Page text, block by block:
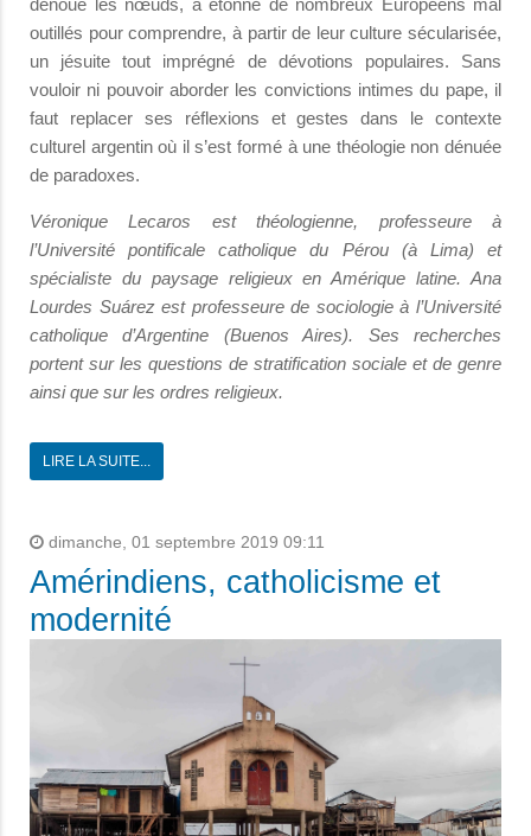
dénoue les nœuds, a étonné de nombreux Européens mal
outillés pour comprendre, à partir de leur culture sécularisée,
un jésuite tout imprégné de dévotions populaires. Sans
vouloir ni pouvoir aborder les convictions intimes du pape, il
faut replacer ses réflexions et gestes dans le contexte
culturel argentin où il s’est formé à une théologie non dénuée
de paradoxes.
Véronique Lecaros est théologienne, professeure à
l’Université pontificale catholique du Pérou (à Lima) et
spécialiste du paysage religieux en Amérique latine. Ana
Lourdes Suárez est professeure de sociologie à l’Université
catholique d’Argentine (Buenos Aires). Ses recherches
portent sur les questions de stratification sociale et de genre
ainsi que sur les ordres religieux.
LIRE LA SUITE...
dimanche, 01 septembre 2019 09:11
Amérindiens, catholicisme et
modernité